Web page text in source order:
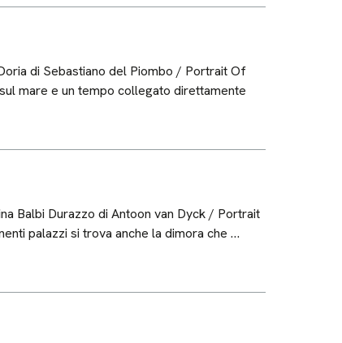
di Sebastiano del Piombo / Portrait Of
mare e un tempo collegato direttamente
Balbi Durazzo di Antoon van Dyck / Portrait
palazzi si trova anche la dimora che …